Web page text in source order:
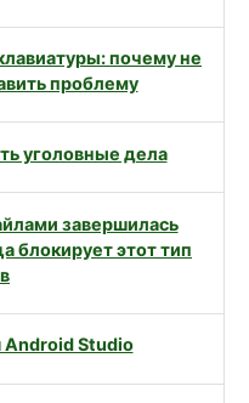
почему не
проблему
уголовные дела
завершилась
блокирует этот тип
Android Studio